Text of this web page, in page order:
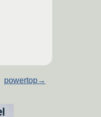
powertop→